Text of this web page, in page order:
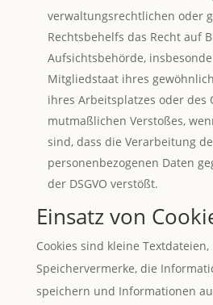
verwaltungsrechtlichen oder
Rechtsbehelfs das Recht auf
Aufsichtsbehörde,
Mitgliedstaat ihres
ihres Arbeitsplatzes oder des
mutmaßlichen Verstoßes,
sind, dass die Verarbeitung
personenbezogenen Daten
der DSGVO verstößt.
Einsatz von
Cookies sind kleine
Speichervermerke, die
speichern und Informationen